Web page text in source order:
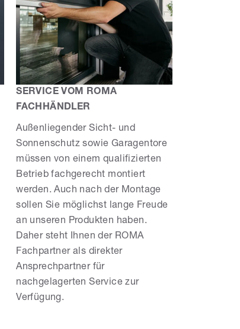
SERVICE VOM ROMA
FACHHÄNDLER
Außenliegender Sicht- und
Sonnenschutz sowie Garagentore
müssen von einem qualifizierten
Betrieb fachgerecht montiert
werden. Auch nach der Montage
sollen Sie möglichst lange Freude
an unseren Produkten haben.
Daher steht Ihnen der ROMA
Fachpartner als direkter
Ansprechpartner für
nachgelagerten Service zur
Verfügung.